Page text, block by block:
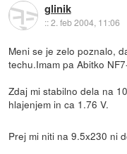
glinik
::2. feb 2004, 11:06
Meni se je zelo poznalo,
techu.Imam pa Abitko
Zdaj mi stabilno dela na
hlajenjem in ca 1.76 V.
Prej mi niti na 9.5x230 ni